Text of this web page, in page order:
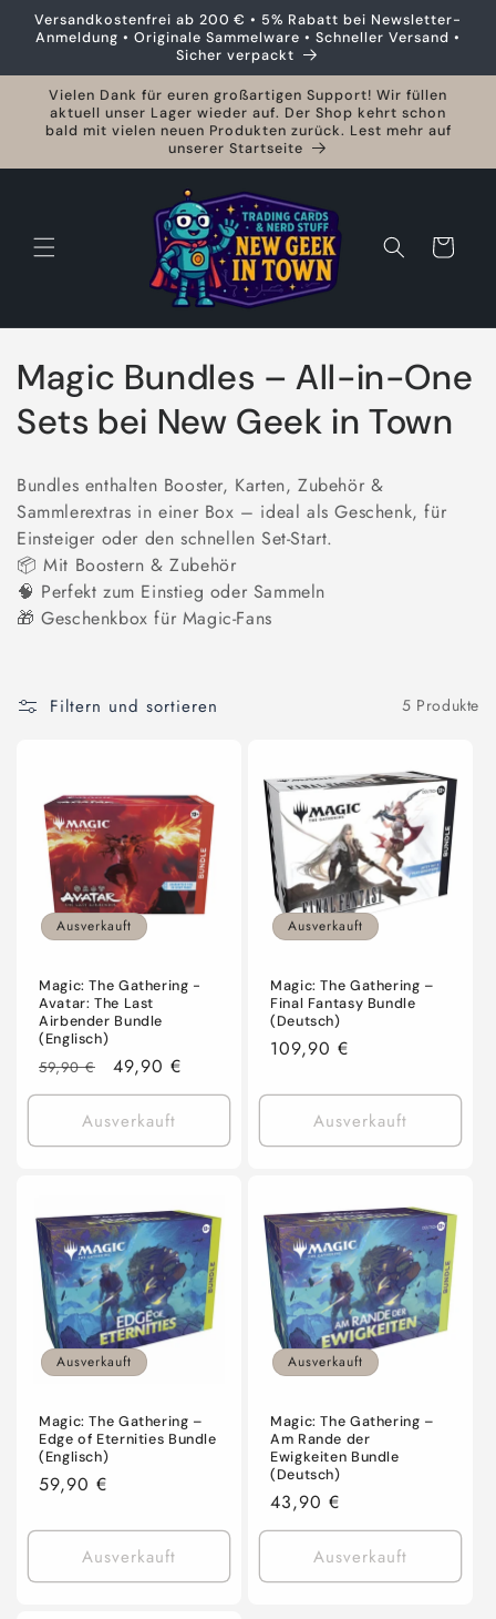
zum
Inhalt
Versandkostenfrei ab 200 € • 5% Rabatt bei Newsletter-
Anmeldung • Originale Sammelware • Schneller Versand •
Sicher verpackt
Vielen Dank für euren großartigen Support! Wir füllen
aktuell unser Lager wieder auf. Der Shop kehrt schon
bald mit vielen neuen Produkten zurück. Lest mehr auf
unserer Startseite
Warenkorb
K
a
e
g
o
Magic Bundles – All-in-One
Sets bei New Geek in Town
Bundles enthalten Booster, Karten, Zubehör &
Sammlerextras in einer Box – ideal als Geschenk, für
Einsteiger oder den schnellen Set-Start.
📦 Mit Boostern & Zubehör
🧠 Perfekt zum Einstieg oder Sammeln
🎁 Geschenkbox für Magic-Fans
Filtern und sortieren 5 Produkte
Ausverkauft
Magic: The Gathering -
Avatar: The Last
Airbender Bundle
(Englisch)
Normaler
Preis
59,90 € Verkaufspreis
49,90 €
Ausverkauft
Ausverkauft
Magic: The Gathering –
Final Fantasy Bundle
(Deutsch)
Normaler
109,90 €
Ausverkauft
Ausverkauft
Magic: The Gathering –
Edge of Eternities Bundle
(Englisch)
Normaler
59,90 €
Ausverkauft
Ausverkauft
Magic: The Gathering –
Am Rande der
Ewigkeiten Bundle
(Deutsch)
Normaler
Preis
43,90 €
Ausverkauft